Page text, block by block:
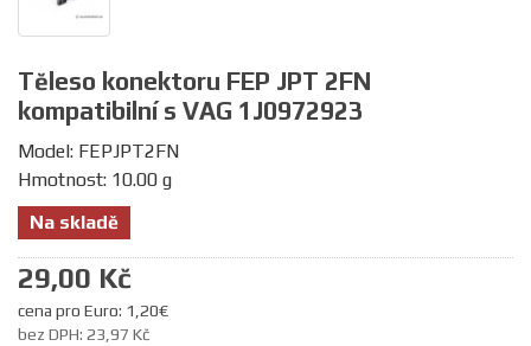
Těleso konektoru FEP JPT 2FN
kompatibilní s VAG 1J0972923
Model: FEPJPT2FN
Hmotnost: 10.00 g
Na skladě
29,00 Kč
cena pro Euro: 1,20€
bez DPH: 23,97 Kč